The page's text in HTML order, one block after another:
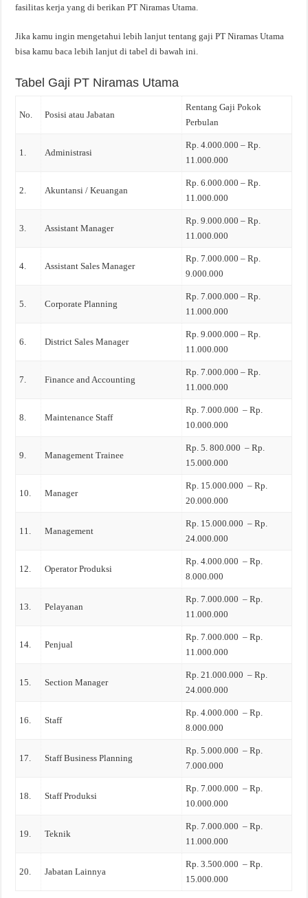
fasilitas kerja yang di berikan PT Niramas Utama.
Jika kamu ingin mengetahui lebih lanjut tentang gaji PT Niramas Utama
bisa kamu baca lebih lanjut di tabel di bawah ini.
Tabel Gaji PT Niramas Utama
No. Posisi atau Jabatan
Rentang Gaji Pokok
Perbulan
1. Administrasi
Rp. 4.000.000 – Rp.
11.000.000
2. Akuntansi / Keuangan
Rp. 6.000.000 – Rp.
11.000.000
3. Assistant Manager
Rp. 9.000.000 – Rp.
11.000.000
4. Assistant Sales Manager
Rp. 7.000.000 – Rp.
9.000.000
5. Corporate Planning
Rp. 7.000.000 – Rp.
11.000.000
6. District Sales Manager
Rp. 9.000.000 – Rp.
11.000.000
7. Finance and Accounting
Rp. 7.000.000 – Rp.
11.000.000
8. Maintenance Staff
Rp. 7.000.000 – Rp.
10.000.000
9. Management Trainee
Rp. 5. 800.000 – Rp.
15.000.000
10. Manager
Rp. 15.000.000 – Rp.
20.000.000
11. Management
Rp. 15.000.000 – Rp.
24.000.000
12. Operator Produksi
Rp. 4.000.000 – Rp.
8.000.000
13. Pelayanan
Rp. 7.000.000 – Rp.
11.000.000
14. Penjual
Rp. 7.000.000 – Rp.
11.000.000
15. Section Manager
Rp. 21.000.000 – Rp.
24.000.000
16. Staff
Rp. 4.000.000 – Rp.
8.000.000
17. Staff Business Planning
Rp. 5.000.000 – Rp.
7.000.000
18. Staff Produksi
Rp. 7.000.000 – Rp.
10.000.000
19. Teknik
Rp. 7.000.000 – Rp.
11.000.000
20. Jabatan Lainnya
Rp. 3.500.000 – Rp.
15.000.000